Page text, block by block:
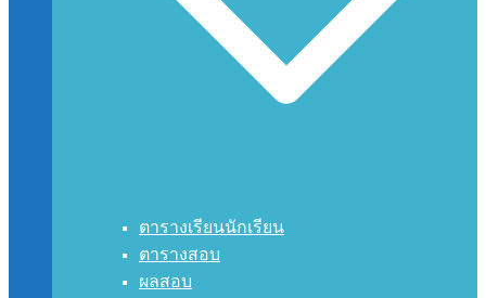
ตารางเรียนนักเรียน
ตารางสอบ
ผลสอบ